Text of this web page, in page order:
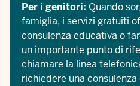
Per i genitori: Quando
famiglia, i servizi gratuiti
consulenza educativa o
un importante punto di
chiamare la linea
richiedere una